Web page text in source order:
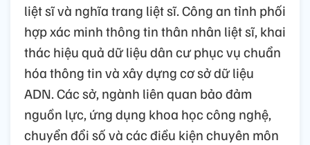
liệt sĩ và nghĩa trang liệt sĩ. Công an tỉnh phối
hợp xác minh thông tin thân nhân liệt sĩ, khai
thác hiệu quả dữ liệu dân cư phục vụ chuẩn
hóa thông tin và xây dựng cơ sở dữ liệu
ADN. Các sở, ngành liên quan bảo đảm
nguồn lực, ứng dụng khoa học công nghệ,
chuyển đổi số và các điều kiện chuyên môn